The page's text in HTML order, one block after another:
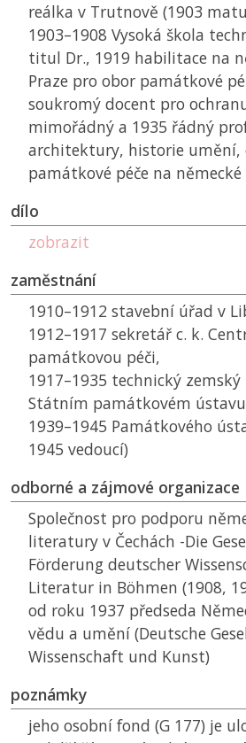
reálka v Trutnově (1903
1903–1908 Vysoká škola
titul Dr., 1919 habilitace na
Praze pro obor památkové
soukromý docent pro
mimořádný a 1935 řádný
architektury, historie umění,
památkové péče na
dílo
zobrazit
zaměstnání
1910–1912 stavební úřad v
1912–1917 sekretář c. k.
památkovou péči,
1917–1935 technický
Státním památkovém
1939–1945 Památkového
1945 vedoucí)
odborné a zájmové organizace
Společnost pro podporu
literatury v Čechách -Die
Förderung deutscher
Literatur in Böhmen (1908,
od roku 1937 předseda
vědu a umění (Deutsche
Wissenschaft und Kunst)
poznámky
jeho osobní fond (G 177) je